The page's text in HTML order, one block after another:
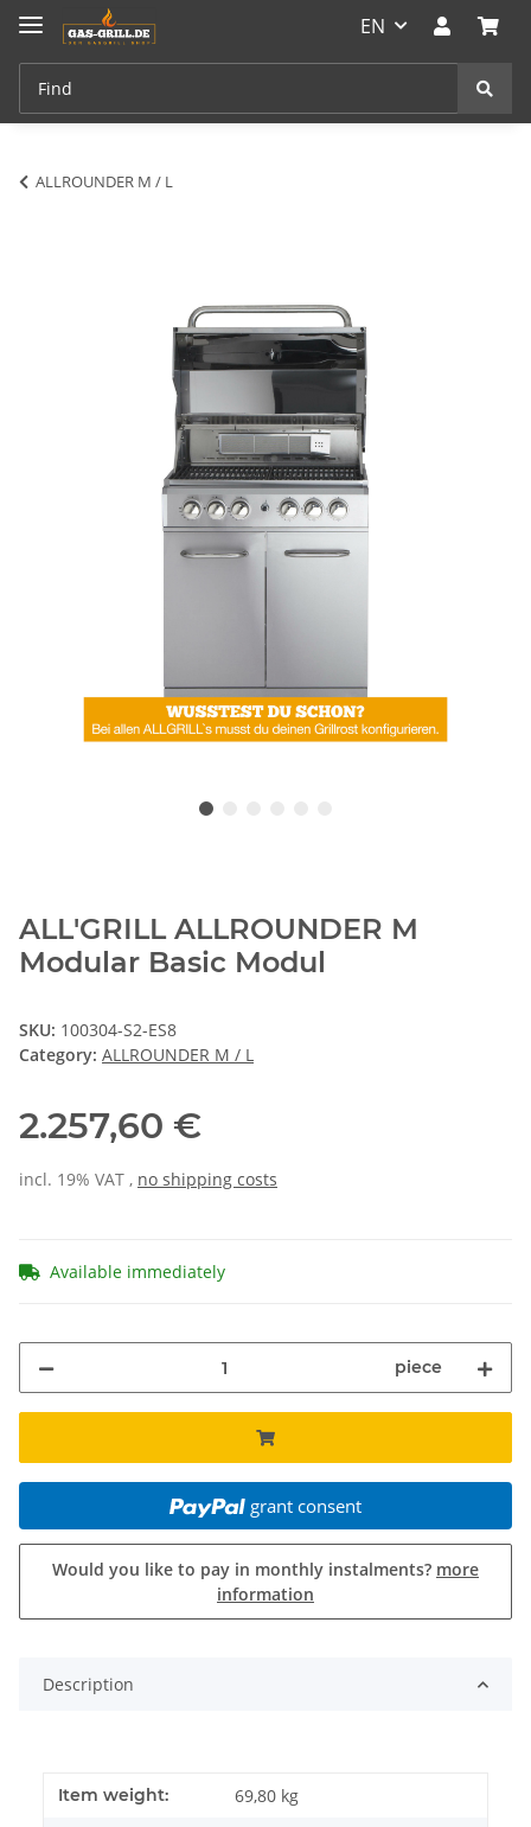
EN
ALLROUNDER M / L
ALL'GRILL ALLROUNDER M
Modular Basic Modul
SKU: 100304-S2-ES8
Category: ALLROUNDER M / L
2.257,60 €
incl. 19% VAT , no shipping costs
Available immediately
piece
grant consent
Would you like to pay in monthly instalments? more
information
Description
Item weight: 69,80 kg